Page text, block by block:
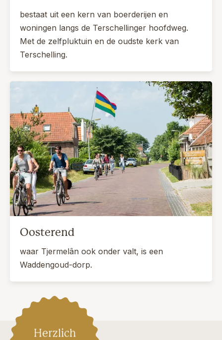
bestaat uit een kern van boerderijen en
woningen langs de Terschellinger hoofdweg.
Met de zelfpluktuin en de oudste kerk van
Terschelling.
Oosterend
waar Tjermelân ook onder valt, is een
Waddengoud-dorp.
Herzlich